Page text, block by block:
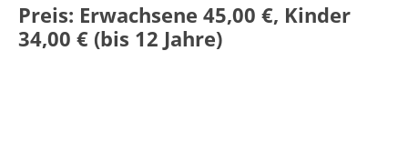
Preis: Erwachsene 45,00 €, Kinder
34,00 € (bis 12 Jahre)